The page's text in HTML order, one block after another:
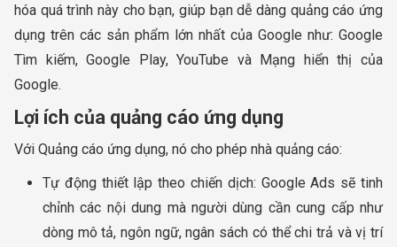
hóa quá trình này cho bạn, giúp bạn dễ dàng quảng cáo ứng
dụng trên các sản phẩm lớn nhất của Google như: Google
Tìm kiếm, Google Play, YouTube và Mạng hiển thị của
Google.
Lợi ích của quảng cáo ứng dụng
Với Quảng cáo ứng dụng, nó cho phép nhà quảng cáo:
Tự động thiết lập theo chiến dịch: Google Ads sẽ tinh
chỉnh các nội dung mà người dùng cần cung cấp như
dòng mô tả, ngôn ngữ, ngân sách có thể chi trả và vị trí